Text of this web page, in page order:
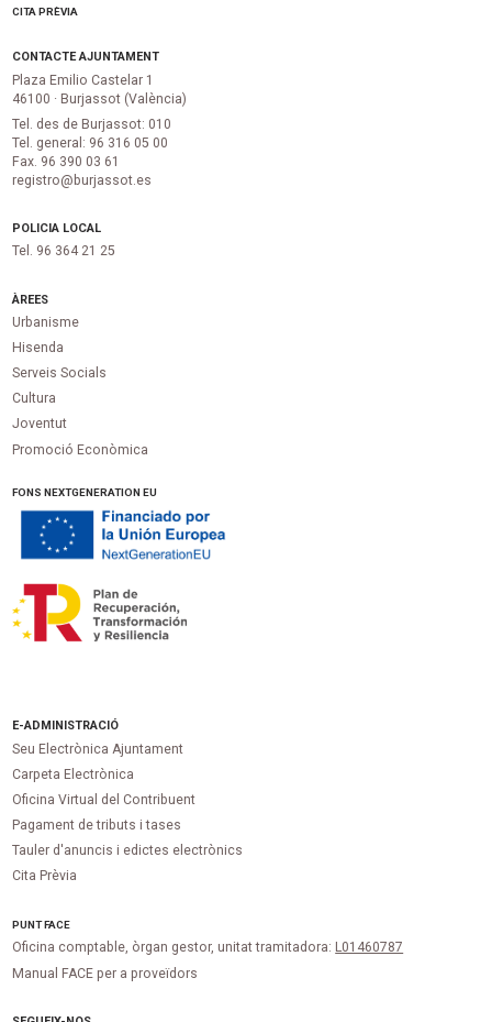
CITA PRÈVIA
CONTACTE AJUNTAMENT
Plaza Emilio Castelar 1
46100 · Burjassot (València)
Tel. des de Burjassot: 010
Tel. general: 96 316 05 00
Fax. 96 390 03 61
registro@burjassot.es
POLICIA LOCAL
Tel. 96 364 21 25
ÀREES
Urbanisme
Hisenda
Serveis Socials
Cultura
Joventut
Promoció Econòmica
FONS NEXTGENERATION EU
E-ADMINISTRACIÓ
Seu Electrònica Ajuntament
Carpeta Electrònica
Oficina Virtual del Contribuent
Pagament de tributs i tases
Tauler d'anuncis i edictes electrònics
Cita Prèvia
PUNTFACE
Oficina comptable, òrgan gestor, unitat tramitadora: L01460787
Manual FACE per a proveïdors